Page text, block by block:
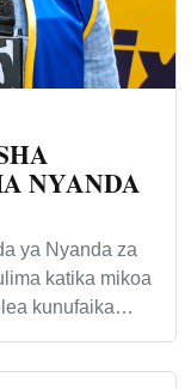
NYANDA
ya Nyanda za
katika mikoa
kunufaika…